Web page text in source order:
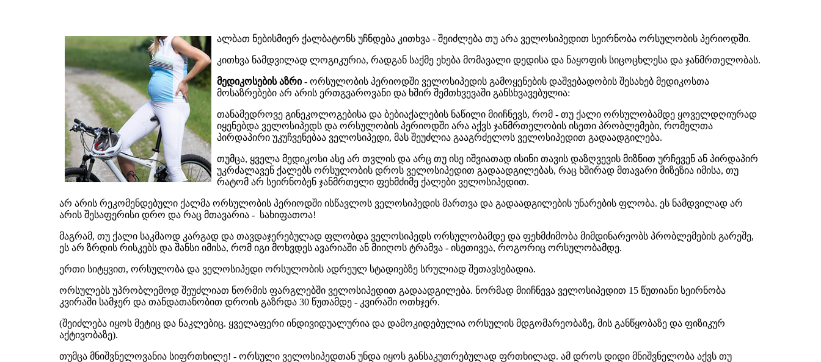
ალბათ ნებისმიერ ქალბატონს უჩნდება კითხვა - შეიძლება თუ არა ველოსიპედით სეირნობა ორსულობის პერიოდში.
კითხვა ნამდვილად ლოგიკურია, რადგან საქმე ეხება მომავალი დედისა და ნაყოფის სიცოცხლესა და ჯანმრთელობას.
მედიკოსების აზრი- ორსულობის პერიოდში ველოსიპედის გამოყენების დაშვებადობის შესახებ მედიკოსთა
მოსაზრებები არ არის ერთგვაროვანი და ხშირ შემთხვევაში განსხვავებულია:
თანამედროვე გინეკოლოგებისა და ბებიაქალების ნაწილი მიიჩნევს, რომ - თუ ქალი ორსულობამდე ყოველდღიურად
იყენებდა ველოსიპედს და ორსულობის პერიოდში არა აქვს ჯანმრთელობის ისეთი პრობლემები, რომელთა
პირდაპირი უკუჩვენებაა ველოსიპედი, მას შეუძლია გააგრძელოს ველოსიპედით გადაადგილება.
თუმცა, ყველა მედიკოსი ასე არ თვლის და არც თუ ისე იშვიათად ისინი თავის დაზღვევის მიზნით ურჩევენ ან პირდაპირ
უკრძალავენ ქალებს ორსულობის დროს ველოსიპედით გადაადგილებას, რაც ხშირად მთავარი მიზეზია იმისა, თუ
რატომ არ სეირნობენ ჯანმრთელი ფეხმძიმე ქალები ველოსიპედით.
არ არის რეკომენდებული ქალმა ორსულობის პერიოდში ისწავლოს ველოსიპედის მართვა და გადაადგილების უნარების ფლობა. ეს ნამდვილად არ
არის შესაფერისი დრო და რაც მთავარია - სახიფათოა!
მაგრამ, თუ ქალი საკმაოდ კარგად და თავდაჯერებულად ფლობდა ველოსიპედს ორსულობამდე და ფეხმძიმობა მიმდინარეობს პრობლემების გარეშე,
ეს არ ზრდის რისკებს და შანსი იმისა, რომ იგი მოხვდეს ავარიაში ან მიიღოს ტრამვა - ისეთივეა, როგორიც ორსულობამდე.
ერთი სიტყვით, ორსულობა და ველოსიპედი ორსულობის ადრეულ სტადიებზე სრულიად შეთავსებადია.
ორსულებს უპრობლემოდ შეუძლიათ ნორმის ფარგლებში ველოსიპედით გადაადგილება. ნორმად მიიჩნევა ველოსიპედით 15 წუთიანი სეირნობა
კვირაში სამჯერ და თანდათანობით დროის გაზრდა 30 წუთამდე - კვირაში ოთხჯერ.
(შეიძლება იყოს მეტიც და ნაკლებიც. ყველაფერი ინდივიდუალურია და დამოკიდებულია ორსულის მდგომარეობაზე, მის განწყობაზე და ფიზიკურ
აქტივობაზე).
თუმცა მნიშვნელოვანია სიფრთხილე! - ორსული ველოსიპედთან უნდა იყოს განსაკუთრებულად ფრთხილად. ამ დროს დიდი მნიშვნელობა აქვს თუ